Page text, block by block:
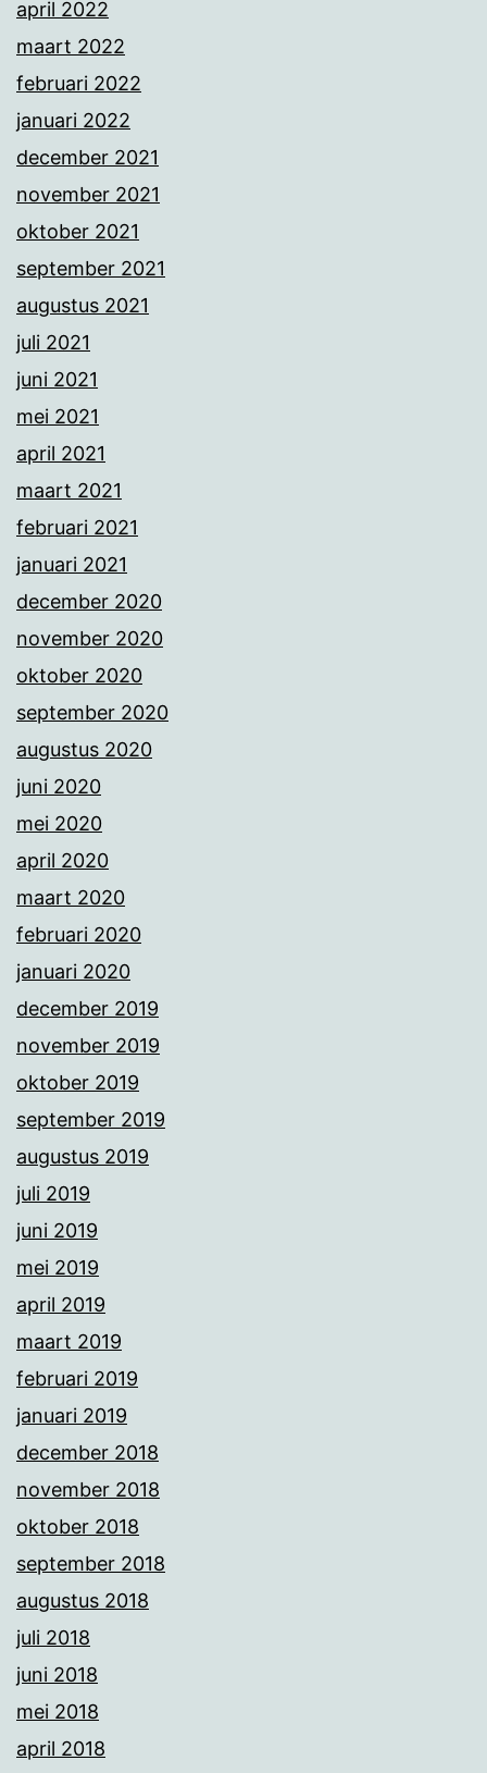
april 2022
maart 2022
februari 2022
januari 2022
december 2021
november 2021
oktober 2021
september 2021
augustus 2021
juli 2021
juni 2021
mei 2021
april 2021
maart 2021
februari 2021
januari 2021
december 2020
november 2020
oktober 2020
september 2020
augustus 2020
juni 2020
mei 2020
april 2020
maart 2020
februari 2020
januari 2020
december 2019
november 2019
oktober 2019
september 2019
augustus 2019
juli 2019
juni 2019
mei 2019
april 2019
maart 2019
februari 2019
januari 2019
december 2018
november 2018
oktober 2018
september 2018
augustus 2018
juli 2018
juni 2018
mei 2018
april 2018